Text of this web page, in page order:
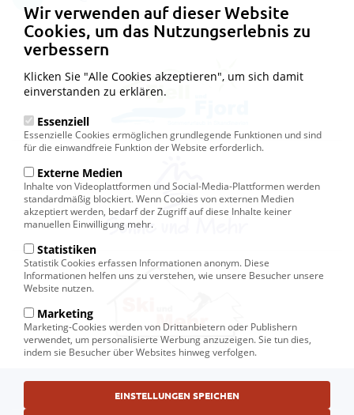
Fußbereichsmenü© Ski und Mehr, Ihr Reiseveranstalter in Kiel
Wir verwenden auf dieser Website
Cookies, um das Nutzungserlebnis zu
verbessern
Klicken Sie "Alle Cookies akzeptieren", um sich damit
einverstanden zu erklären.
Essenziell
Essenzielle Cookies ermöglichen grundlegende Funktionen und sind
für die einwandfreie Funktion der Website erforderlich.
Externe Medien
Inhalte von Videoplattformen und Social-Media-Plattformen werden
standardmäßig blockiert. Wenn Cookies von externen Medien
akzeptiert werden, bedarf der Zugriff auf diese Inhalte keiner
manuellen Einwilligung mehr.
Statistiken
Statistik Cookies erfassen Informationen anonym. Diese
Informationen helfen uns zu verstehen, wie unsere Besucher unsere
Website nutzen.
Marketing
Marketing-Cookies werden von Drittanbietern oder Publishern
verwendet, um personalisierte Werbung anzuzeigen. Sie tun dies,
indem sie Besucher über Websites hinweg verfolgen.
EINSTELLUNGEN SPEICHEN